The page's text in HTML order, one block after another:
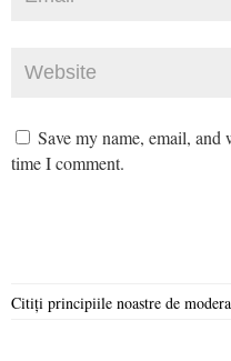
Save my name, email, and
time I comment.
Citiți principiile noastre de